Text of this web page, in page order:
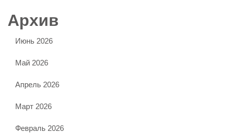
Архив
Июнь 2026
Май 2026
Апрель 2026
Март 2026
Февраль 2026